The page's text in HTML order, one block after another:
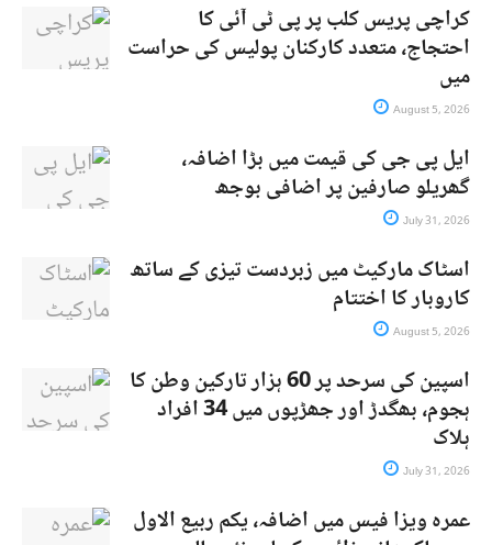
کراچی پریس کلب پر پی ٹی آئی کا
احتجاج، متعدد کارکنان پولیس کی حراست
میں
August 5, 2026
ایل پی جی کی قیمت میں بڑا اضافہ،
گھریلو صارفین پر اضافی بوجھ
July 31, 2026
اسٹاک مارکیٹ میں زبردست تیزی کے ساتھ
کاروبار کا اختتام
August 5, 2026
اسپین کی سرحد پر 60 ہزار تارکین وطن کا
ہجوم، بھگدڑ اور جھڑپوں میں 34 افراد
ہلاک
July 31, 2026
عمرہ ویزا فیس میں اضافہ، یکم ربیع الاول